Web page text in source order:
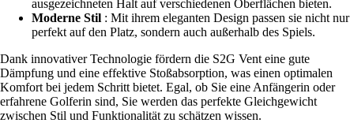
ausgezeichneten Halt auf verschiedenen Oberflächen bieten.
Moderne Stil : Mit ihrem eleganten Design passen sie nicht nur
perfekt auf den Platz, sondern auch außerhalb des Spiels.
Dank innovativer Technologie fördern die S2G Vent eine gute
Dämpfung und eine effektive Stoßabsorption, was einen optimalen
Komfort bei jedem Schritt bietet. Egal, ob Sie eine Anfängerin oder
erfahrene Golferin sind, Sie werden das perfekte Gleichgewicht
zwischen Stil und Funktionalität zu schätzen wissen.